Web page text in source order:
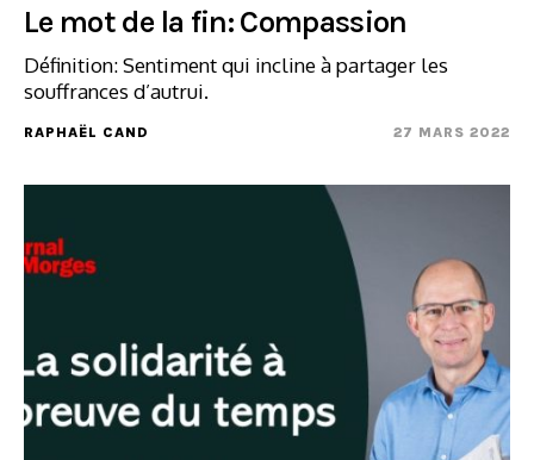
Le mot de la fin: Compassion
Définition: Sentiment qui incline à partager les
souffrances d’autrui.
RAPHAËL CAND 27 MARS 2022